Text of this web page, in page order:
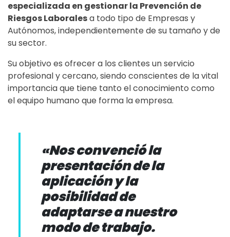
especializada en gestionar la Prevención de
Riesgos Laboralesa todo tipo de Empresas y
Autónomos, independientemente de su tamaño y de
su sector.
Su objetivo es ofrecer a los clientes un servicio
profesional y cercano, siendo conscientes de la vital
importancia que tiene tanto el conocimiento como
el equipo humano que forma la empresa.
«Nos convenció la
presentación de la
aplicación y la
posibilidad de
adaptarse a nuestro
modo de trabajo.